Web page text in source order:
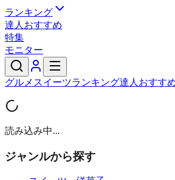
ランキング
達人おすすめ
特集
モニター
グルメ スイーツランキング達人おすす
読み込み中...
ジャンルから探す